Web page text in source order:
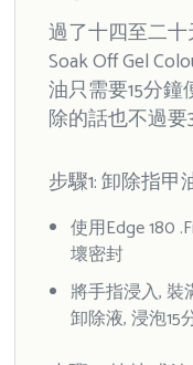
過了十四至二
Soak Off Gel
油只需要15分鐘
除的話也不過要
步驟1: 卸除指甲
使用Edge 180
壞密封
將手指浸入, 裝
卸除液, 浸泡15